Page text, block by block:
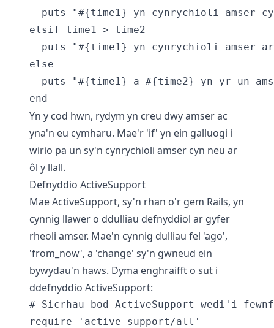
puts "#{time1} yn cynrychioli amser
elsif time1 > time2
puts "#{time1} yn cynrychioli amser
else
puts "#{time1} a #{time2} yn yr un
Yn y cod hwn, rydym yn creu dwy amser ac
yna'n eu cymharu. Mae'r 'if' yn ein galluogi i
wirio pa un sy'n cynrychioli amser cyn neu ar
ôl y llall.
Defnyddio ActiveSupport
Mae ActiveSupport, sy'n rhan o'r gem Rails, yn
cynnig llawer o ddulliau defnyddiol ar gyfer
rheoli amser. Mae'n cynnig dulliau fel 'ago',
'from_now', a 'change' sy'n gwneud ein
bywydau'n haws. Dyma enghraifft o sut i
ddefnyddio ActiveSupport:
# Sicrhau bod ActiveSupport wedi'i
require 'active_support/all'